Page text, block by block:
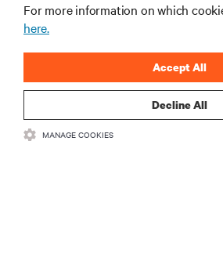
CORPORATIVO
CONECTE-SE CONOSCO
For more information on which
here.
Decline All
Accept All
MANAGE COOKIES